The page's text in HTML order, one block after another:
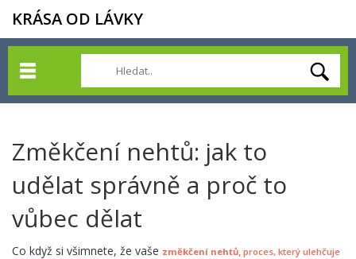
KRÁSA OD LÁVKY
Změkčení nehtů: jak to
udělat správně a proč to
vůbec dělat
Co když si všimnete, že vaše změkčení nehtů, proces, který ulehčuje